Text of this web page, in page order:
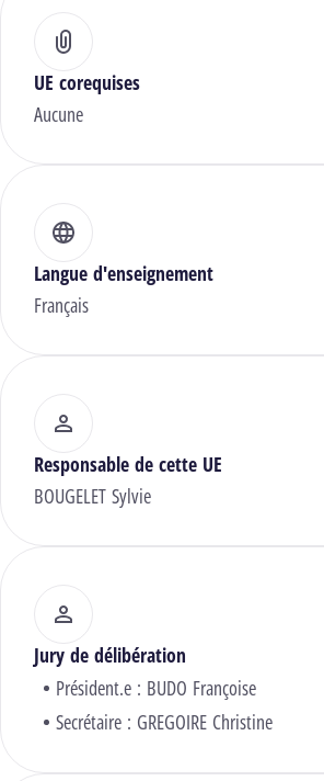
UE corequises
Aucune
Langue d'enseignement
Français
Responsable de cette UE
BOUGELET Sylvie
Jury de délibération
Président.e : BUDO Françoise
Secrétaire : GREGOIRE Christine